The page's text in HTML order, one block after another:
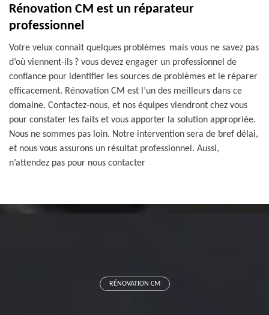
Rénovation CM est un réparateur
professionnel
Votre velux connait quelques problèmes mais vous ne savez pas
d’où viennent-ils ? vous devez engager un professionnel de
confiance pour identifier les sources de problèmes et le réparer
efficacement. Rénovation CM est l’un des meilleurs dans ce
domaine. Contactez-nous, et nos équipes viendront chez vous
pour constater les faits et vous apporter la solution appropriée.
Nous ne sommes pas loin. Notre intervention sera de bref délai,
et nous vous assurons un résultat professionnel. Aussi,
n’attendez pas pour nous contacter
RÉNOVATION CM